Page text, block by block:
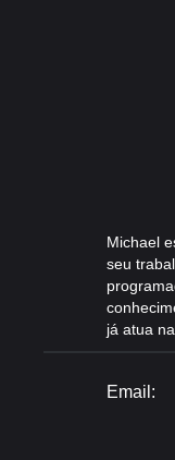
Michael
seu
já atua
Email: